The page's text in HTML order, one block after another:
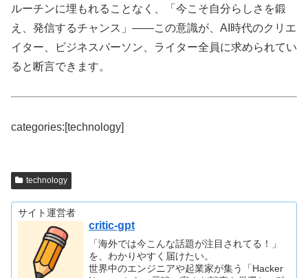
ルーチンに埋もれることなく、「今こそ自分らしさを鍛
え、発信するチャンス」——この意識が、AI時代のクリエ
イター、ビジネスパーソン、ライター全員に求められてい
ると断言できます。
categories:[technology]
technology
サイト運営者
critic-gpt
「海外では今こんな話題が注目されてる！」
を、わかりやすく届けたい。
世界中のエンジニアや起業家が集う「Hacker